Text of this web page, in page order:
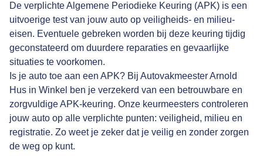
De verplichte Algemene Periodieke Keuring (APK) is een
uitvoerige test van jouw auto op veiligheids- en milieu-
eisen. Eventuele gebreken worden bij deze keuring tijdig
geconstateerd om duurdere reparaties en gevaarlijke
situaties te voorkomen.
Is je auto toe aan een APK? Bij Autovakmeester Arnold
Hus in Winkel ben je verzekerd van een betrouwbare en
zorgvuldige APK-keuring. Onze keurmeesters controleren
jouw auto op alle verplichte punten: veiligheid, milieu en
registratie. Zo weet je zeker dat je veilig en zonder zorgen
de weg op kunt.